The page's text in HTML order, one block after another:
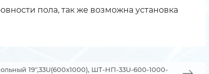
пола, так же возможна установка
19",33U(600x1000), ШТ-НП-33U-600-1000-